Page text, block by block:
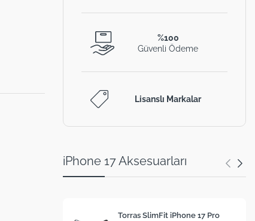
%100
Güvenli Ödeme
Lisanslı Markalar
iPhone 17 Aksesuarları
Torras SlimFit iPhone 17 Pro